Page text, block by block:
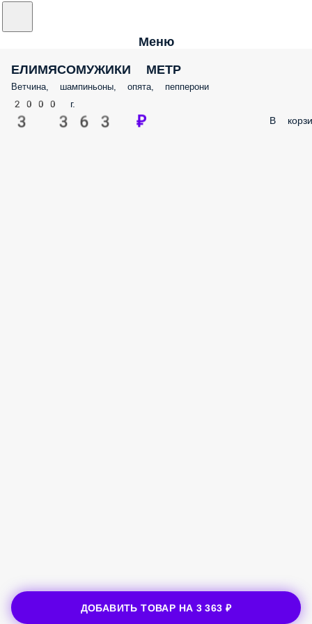
Меню
ЕЛИМЯСОМУЖИКИ МЕТР
Ветчина, шампиньоны, опята, пепперони
2000 г.
3 363 ₽ В
ДОБАВИТЬ ТОВАР НА 3 363 ₽